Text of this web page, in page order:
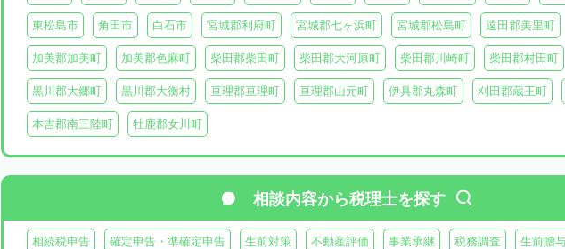
東松島市 角田市 白石市 宮城郡利府町 宮城郡七ヶ浜町 宮城郡松島町 遠田郡美里町
加美郡加美町 加美郡色麻町 柴田郡柴田町 柴田郡大河原町 柴田郡川崎町 柴田郡村田町
黒川郡大郷町 黒川郡大衡村 亘理郡亘理町 亘理郡山元町 伊具郡丸森町 刈田郡蔵王町
本吉郡南三陸町 牡鹿郡女川町
相談内容から税理士を探す
相続税申告 確定申告・準確定申告 生前対策 不動産評価 事業承継 税務調査 生前贈